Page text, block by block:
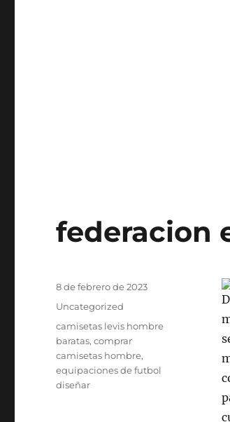
federacion
Publicado
8 de febrero de 2023
Categorías
Uncategorized
Etiquetas
camisetas levis hombre
baratas,comprar
camisetas hombre,
equipaciones de futbol
diseñar